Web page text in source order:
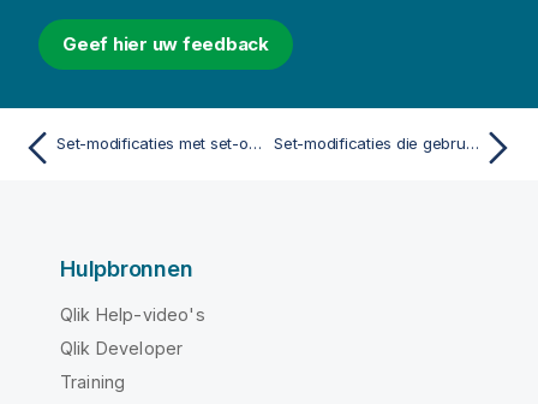
Geef hier uw feedback
Set-modificaties met set-operatoren Set-modificaties die gebruikmaken van set-functies
Hulpbronnen
Qlik Help-video's
Qlik Developer
Training